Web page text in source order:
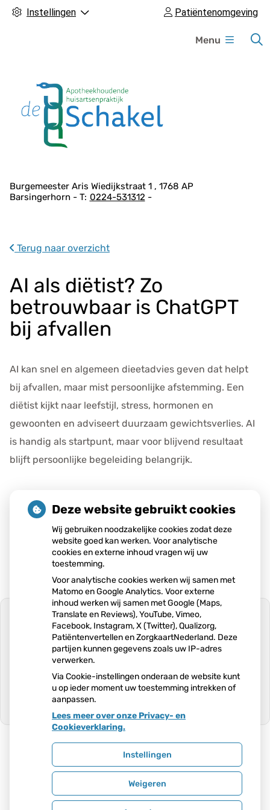
Instellingen Patiëntenomgeving
Menu
A
d
s
e
g
e
v
e
s
Burgemeester Aris Wiedijkstraat 1
1768 AP
Barsingerhorn
0224-531312
Terug naar overzicht
AI als diëtist? Zo
betrouwbaar is ChatGPT
bij afvallen
AI kan snel en algemeen dieetadvies geven dat helpt
bij afvallen, maar mist persoonlijke afstemming. Een
diëtist kijkt naar leefstijl, stress, hormonen en
gewoonten en adviseert duurzaam gewichtsverlies. AI
is handig als startpunt, maar voor blijvend resultaat
blijft persoonlijke begeleiding belangrijk.
Lees het hele artikel op: Gezondheidsnet
Publicatiedatum:12-01-2026
U heeft geen toestemming gegeven
voorexterne inhoud
te zien.
Cookie-instellingen wijzigen
Uw Zorg Online|Beheer
het
van
de
Deze website gebruikt cookies
Wij gebruiken noodzakelijke cookies zodat deze
website goed kan werken. Voor analytische
cookies en externe inhoud vragen wij uw
toestemming.
Voor analytische cookies werken wij samen met
Matomo en Google Analytics. Voor externe
inhoud werken wij samen met Google (Maps,
Translate en Reviews), YouTube, Vimeo,
Facebook, Instagram, X (Twitter), Qualizorg,
Patiëntenvertellen en ZorgkaartNederland. Deze
partijen kunnen gegevens zoals uw IP-adres
verwerken.
Via Cookie-instellingen onderaan de website kunt
u op ieder moment uw toestemming intrekken of
aanpassen.
Lees meer over onze Privacy- en
Cookieverklaring.
Instellingen
Weigeren